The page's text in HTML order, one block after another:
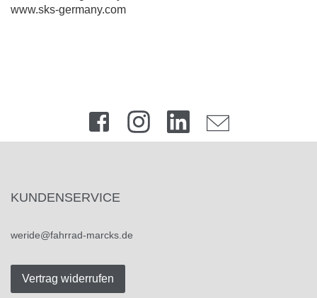
www.sks-germany.com
KUNDENSERVICE
weride@fahrrad-marcks.de
Vertrag widerrufen